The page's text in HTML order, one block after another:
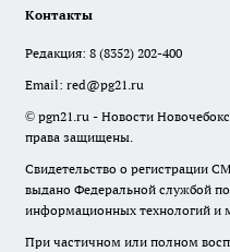
Контакты
Редакция: 8 (8352) 202-400
Email: red@pg21.ru
© pgn21.ru - Новости
права защищены.
Свидетельство о регистрации
выдано Федеральной службой
информационных технологий и
При частичном или полном